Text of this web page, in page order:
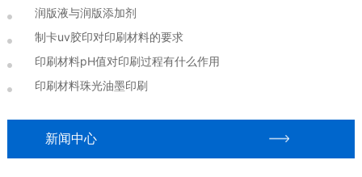
润版液与润版添加剂
制卡uv胶印对印刷材料的要求
印刷材料pH值对印刷过程有什么作用
印刷材料珠光油墨印刷
新闻中心